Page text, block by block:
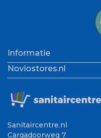
Informatie
Noviostores.nl
Sanitaircentre.nl
Cargadoorweg 7